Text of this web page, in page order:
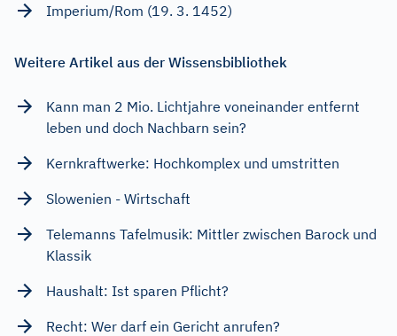
Imperium/Rom (19. 3. 1452)
Weitere Artikel aus der Wissensbibliothek
Kann man 2 Mio. Lichtjahre voneinander entfernt
leben und doch Nachbarn sein?
Kernkraftwerke: Hochkomplex und umstritten
Slowenien - Wirtschaft
Telemanns Tafelmusik: Mittler zwischen Barock und
Klassik
Haushalt: Ist sparen Pflicht?
Recht: Wer darf ein Gericht anrufen?